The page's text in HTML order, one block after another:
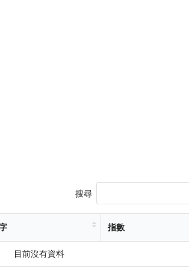
搜尋
指數
目前沒有資料